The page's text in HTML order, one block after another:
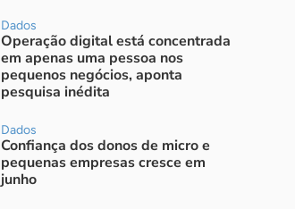
Dados
Operação digital está concentrada
em apenas uma pessoa nos
pequenos negócios, aponta
pesquisa inédita
Dados
Confiança dos donos de micro e
pequenas empresas cresce em
junho